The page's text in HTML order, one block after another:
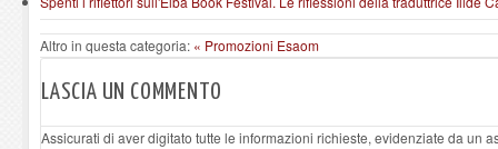
Altro in questa categoria: « Promozioni Esaom
LASCIA UN COMMENTO
Assicurati di aver digitato tutte le informazioni richieste, evidenziate da un